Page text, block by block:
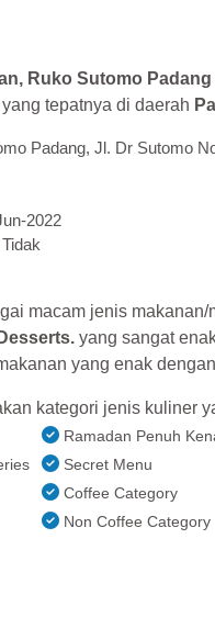
Ruko Sutomo Padang
tepatnya di daerah
Padang, Jl. Dr Sutomo
2022
Tidak
macam jenis makanan/
yang sangat
yang enak
kategori jenis kuliner
Ramadan Penuh
Secret Menu
Coffee Category
Non Coffee Category